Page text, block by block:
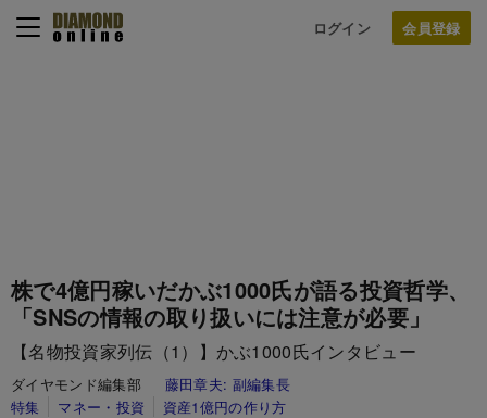
ログイン
株で4億円稼いだかぶ1000氏が語る投資哲学、
「SNSの情報の取り扱いには注意が必要」
【名物投資家列伝（1）】かぶ1000氏インタビュー
ダイヤモンド編集部 藤田章夫: 副編集長
特集
マネー・投資
資産1億円の作り方